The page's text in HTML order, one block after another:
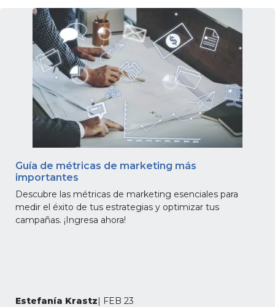
Iniciar
sesión
Guía de métricas de marketing más
importantes
Descubre las métricas de marketing esenciales para
medir el éxito de tus estrategias y optimizar tus
campañas. ¡Ingresa ahora!
Estefanía Krastz| FEB 23